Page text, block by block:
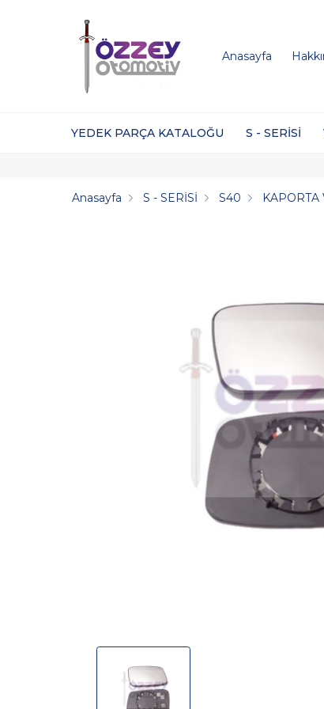
Anasayfa
YEDEK PARÇA KATALOĞU S - SERİSİ
Anasayfa S - SERİSİ S40 KAPORTA